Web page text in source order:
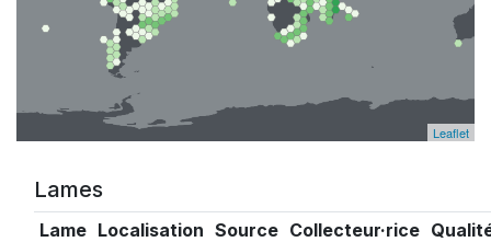
Leaflet
Lames
Lame Localisation Source Collecteur·rice